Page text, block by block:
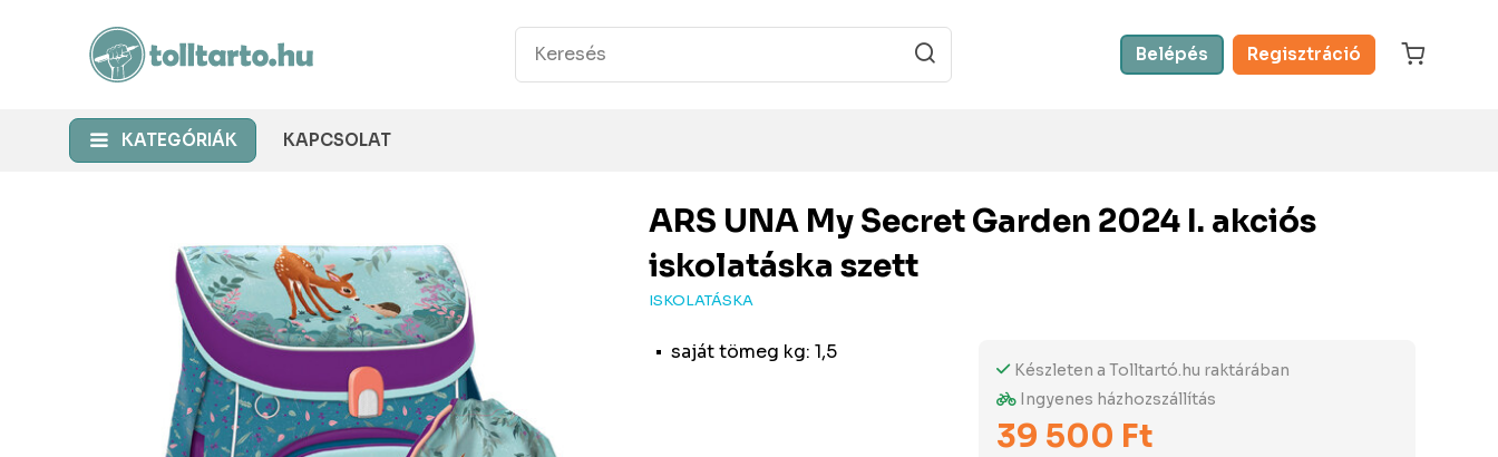
Belépés Regisztráció
KATEGÓRIÁK KAPCSOLAT
ARS UNA My Secret Garden 2024 I. akciós
iskolatáska szett
ISKOLATÁSKA
saját tömeg kg: 1,5
Készleten a Tolltartó.hu raktárában
Ingyenes házhozszállítás
39 500 Ft